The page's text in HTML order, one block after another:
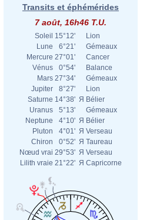
Transits et éphémérides
7 août, 16h46 T.U.
Soleil 15°12'
Lion
Lune
6°21'
Gémeaux
Mercure 27°01'
Cancer
Vénus
0°54'
Balance
Mars 27°34'
Gémeaux
Jupiter
8°27'
Lion
Saturne 14°38' Я Bélier
Uranus
5°13'
Gémeaux
Neptune
4°10' Я Bélier
Pluton
4°01' Я Verseau
Chiron
0°52' Я Taureau
Nœud vrai 29°53' Я Verseau
Lilith vraie 21°22' Я Capricorne